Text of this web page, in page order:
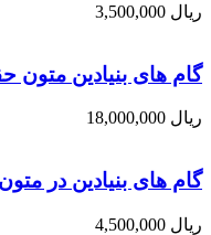
ریال
گام های بنیادین متون
ریال
گام های بنیادین در
ریال